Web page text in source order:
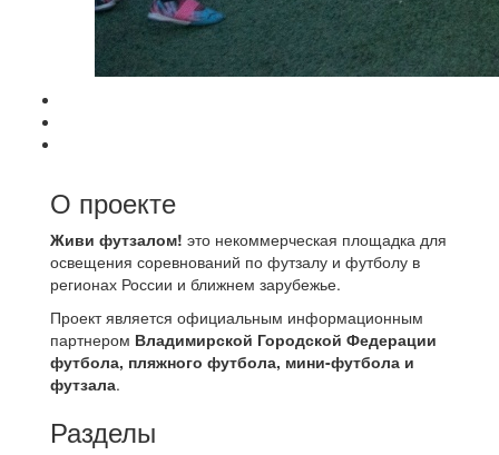
О проекте
Живи футзалом! это некоммерческая площадка для
освещения соревнований по футзалу и футболу в
регионах России и ближнем зарубежье.
Проект является официальным информационным
партнером Владимирской Городской Федерации
футбола, пляжного футбола, мини-футбола и
футзала.
Разделы